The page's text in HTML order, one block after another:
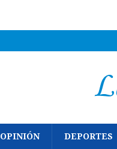
OPINIÓN DEPORTES